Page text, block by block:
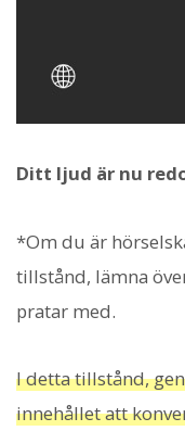
Ditt ljud är nu
*Om du är
tillstånd, lämna
pratar med.
I detta tillstånd,
innehållet att